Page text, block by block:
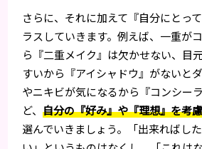
さらに、それに加えて『自分にとっ
ラスしていきます。例えば、一重が
ら『二重メイク』は欠かせない、目
すいから『アイシャドウ』がないと
やニキビが気になるから『コンシー
ど、自分の『好み』や『理想』を考慮
選んでいきましょう。「出来ればし